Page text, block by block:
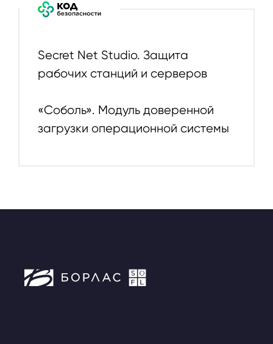
Secret Net Studio. Защита
рабочих станций и серверов
«Соболь». Модуль доверенной
загрузки операционной системы